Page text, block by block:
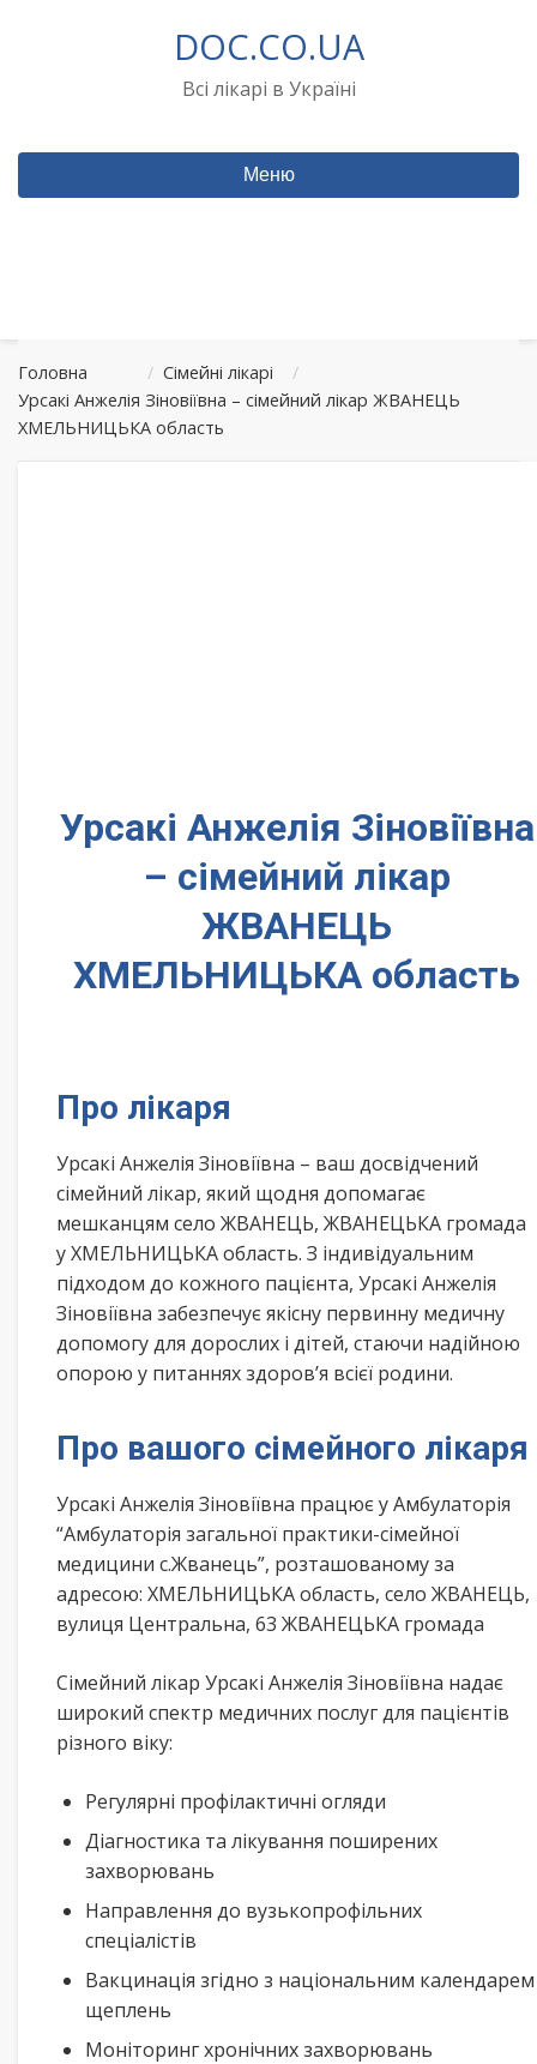
DOC.CO.UA
Всі лікарі в Україні
Меню
Головна / Сімейні лікарі
/
Урсакі Анжелія Зіновіївна – сімейний лікар ЖВАНЕЦЬ
ХМЕЛЬНИЦЬКА область
Урсакі Анжелія Зіновіївна
– сімейний лікар
ЖВАНЕЦЬ
ХМЕЛЬНИЦЬКА область
Про лікаря
Урсакі Анжелія Зіновіївна – ваш досвідчений
сімейний лікар, який щодня допомагає
мешканцям село ЖВАНЕЦЬ, ЖВАНЕЦЬКА громада
у ХМЕЛЬНИЦЬКА область. З індивідуальним
підходом до кожного пацієнта, Урсакі Анжелія
Зіновіївна забезпечує якісну первинну медичну
допомогу для дорослих і дітей, стаючи надійною
опорою у питаннях здоров’я всієї родини.
Про вашого сімейного лікаря
Урсакі Анжелія Зіновіївна працює у Амбулаторія
“Амбулаторія загальної практики-сімейної
медицини с.Жванець”, розташованому за
адресою: ХМЕЛЬНИЦЬКА область, село ЖВАНЕЦЬ,
вулиця Центральна, 63 ЖВАНЕЦЬКА громада
Сімейний лікар Урсакі Анжелія Зіновіївна надає
широкий спектр медичних послуг для пацієнтів
різного віку:
Регулярні профілактичні огляди
Діагностика та лікування поширених
захворювань
Направлення до вузькопрофільних
спеціалістів
Вакцинація згідно з національним календарем
щеплень
Моніторинг хронічних захворювань